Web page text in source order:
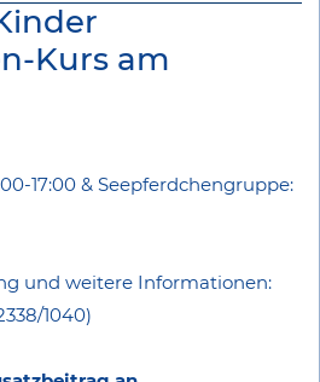
Kurs am
17:00 & Seepferdchengruppe:
und weitere Informationen:
1040)